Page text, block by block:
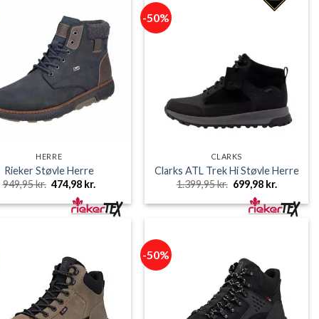
HERRE
Rieker Støvle Herre
949,95kr. Den
oprindelige
pris
474,98 kr.
pris
er:
-50%
CLARKS
Clarks ATL Trek Hi Støvle Herre
1.399,95kr. Den
oprindelige
pris
var:
699,98 kr.
pris
er:
-50%